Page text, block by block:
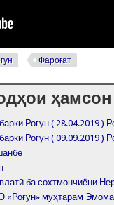
Фароғат
ҳамсон
Рогун ( 28.04.2019 )
Рогун ( 09.09.2019 )
ба сохтмончиёни
муҳтарам